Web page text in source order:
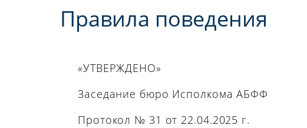
Правила поведения
«УТВЕРЖДЕНО»
Заседание бюро Исполкома АБФФ
Протокол № 31 от 22.04.2025 г.